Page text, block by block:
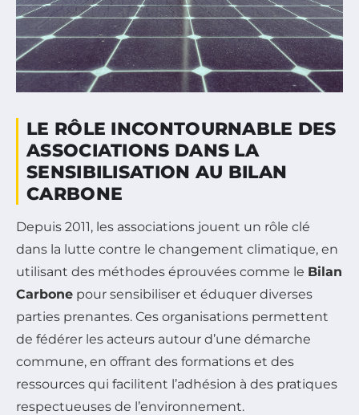
LE RÔLE INCONTOURNABLE DES
ASSOCIATIONS DANS LA
SENSIBILISATION AU BILAN
CARBONE
Depuis 2011, les associations jouent un rôle clé
dans la lutte contre le changement climatique, en
utilisant des méthodes éprouvées comme le Bilan
Carbone pour sensibiliser et éduquer diverses
parties prenantes. Ces organisations permettent
de fédérer les acteurs autour d’une démarche
commune, en offrant des formations et des
ressources qui facilitent l’adhésion à des pratiques
respectueuses de l’environnement.